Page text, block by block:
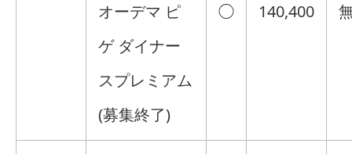
オーデマ ピ
ゲ ダイナー
スプレミアム
(募集終了)
◯ 140,400